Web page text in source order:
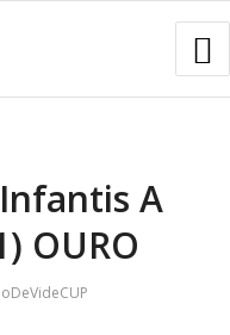
Infantis A
OURO